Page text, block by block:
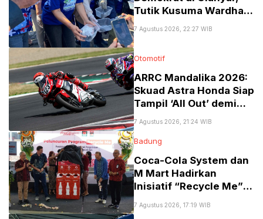
Tutik Kusuma Wardhani
Kader Jadi Sahabat
7 Agustus 2026, 22:27 WIB
Otomotif
​ARRC Mandalika 2026:
Skuad Astra Honda Siap
Tampil ‘All Out’ demi
Podium Utama!
7 Agustus 2026, 21:24 WIB
Badung
Coca-Cola System dan
M Mart Hadirkan
Inisiatif “Recycle Me”
Kemasan di Bali
7 Agustus 2026, 17:19 WIB